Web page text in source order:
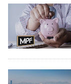
樓
市
理
商